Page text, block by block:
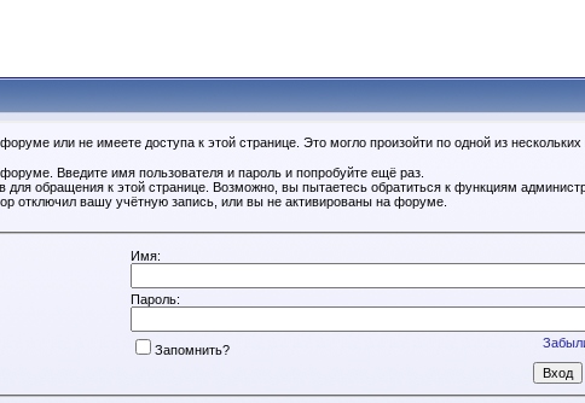
или не имеете доступа к этой странице. Это могло произойти по одной из нескольких
Введите имя пользователя и пароль и попробуйте ещё раз.
для обращения к этой странице. Возможно, вы пытаетесь обратиться к функциям
отключил вашу учётную запись, или вы не активированы на форуме.
Имя:
Пароль:
Запомнить?